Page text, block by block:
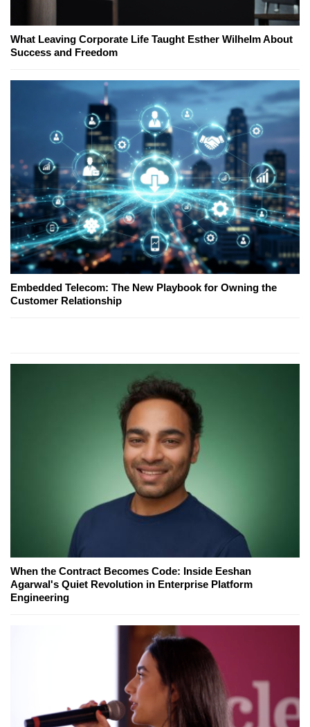
What Leaving Corporate Life Taught Esther Wilhelm About
Success and Freedom
Embedded Telecom: The New Playbook for Owning the
Customer Relationship
When the Contract Becomes Code: Inside Eeshan
Agarwal's Quiet Revolution in Enterprise Platform
Engineering